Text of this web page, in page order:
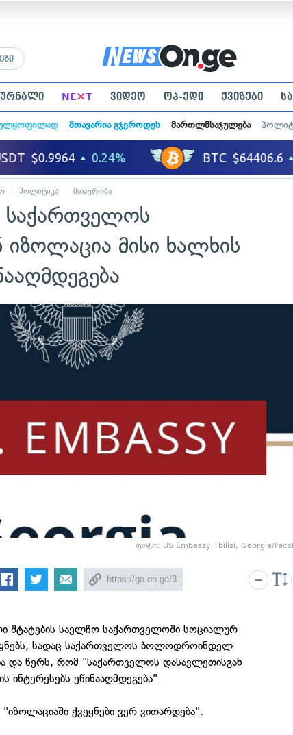
NE×T ვიდეო ოპ-ედი ქვიზები
მთავარია გჯეროდეს მართლმსაჯულება
პოლიტიკა მთავრობა
საქართველოს
იზოლაცია მისი ხალხის
ფოტო: US Embassy Tbilisi, Georgia/
შტატების საელჩო საქართველოში სოციალურ
სადაც საქართველოს ბოლოდროინდელ
და წერს, რომ "საქართველოს დასავლეთისგან
ინტერესებს ეწინააღმდეგება".
ქვეყნები ვერ ვითარდება".